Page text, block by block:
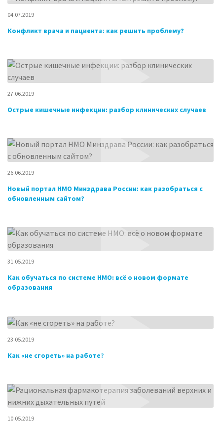
04.07.2019
Конфликт врача и пациента: как решить проблему?
27.06.2019
Острые кишечные инфекции: разбор клинических случаев
26.06.2019
Новый портал НМО Минздрава России: как разобраться с
обновленным сайтом?
31.05.2019
Как обучаться по системе НМО: всё о новом формате
образования
23.05.2019
Как «не сгореть» на работе?
10.05.2019